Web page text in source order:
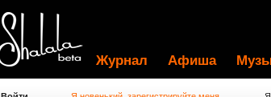
Журнал Афиша